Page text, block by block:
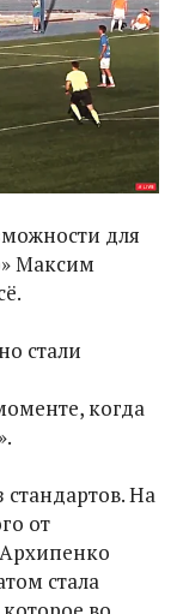
для
Максим
стали
когда
На
от
стала